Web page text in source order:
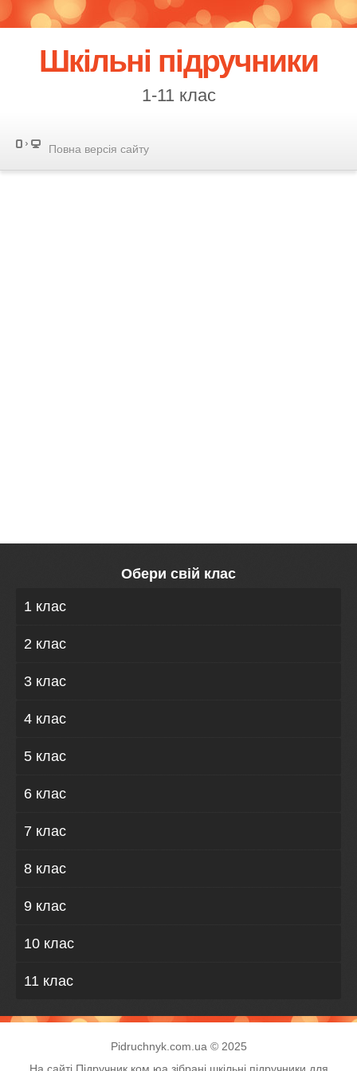
Шкільні підручники
1-11 клас
Повна версія сайту
Обери свій клас
1 клас
2 клас
3 клас
4 клас
5 клас
6 клас
7 клас
8 клас
9 клас
10 клас
11 клас
Pidruchnyk.com.ua © 2025